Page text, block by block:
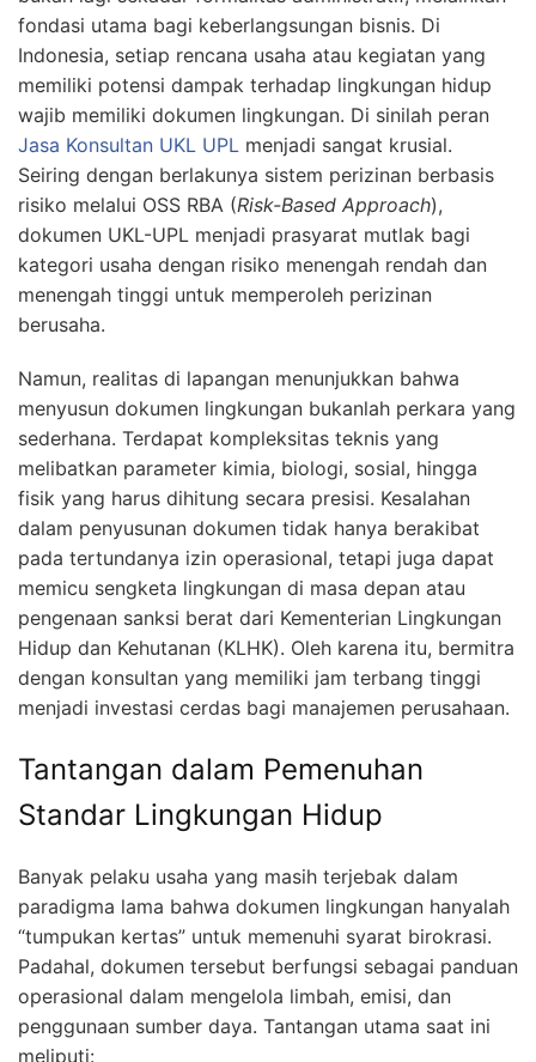
fondasi utama bagi keberlangsungan bisnis. Di
Indonesia, setiap rencana usaha atau kegiatan yang
memiliki potensi dampak terhadap lingkungan hidup
wajib memiliki dokumen lingkungan. Di sinilah peran
Jasa Konsultan UKL UPL menjadi sangat krusial.
Seiring dengan berlakunya sistem perizinan berbasis
risiko melalui OSS RBA (Risk-Based Approach),
dokumen UKL-UPL menjadi prasyarat mutlak bagi
kategori usaha dengan risiko menengah rendah dan
menengah tinggi untuk memperoleh perizinan
berusaha.
Namun, realitas di lapangan menunjukkan bahwa
menyusun dokumen lingkungan bukanlah perkara yang
sederhana. Terdapat kompleksitas teknis yang
melibatkan parameter kimia, biologi, sosial, hingga
fisik yang harus dihitung secara presisi. Kesalahan
dalam penyusunan dokumen tidak hanya berakibat
pada tertundanya izin operasional, tetapi juga dapat
memicu sengketa lingkungan di masa depan atau
pengenaan sanksi berat dari Kementerian Lingkungan
Hidup dan Kehutanan (KLHK). Oleh karena itu, bermitra
dengan konsultan yang memiliki jam terbang tinggi
menjadi investasi cerdas bagi manajemen perusahaan.
Tantangan dalam Pemenuhan
Standar Lingkungan Hidup
Banyak pelaku usaha yang masih terjebak dalam
paradigma lama bahwa dokumen lingkungan hanyalah
“tumpukan kertas” untuk memenuhi syarat birokrasi.
Padahal, dokumen tersebut berfungsi sebagai panduan
operasional dalam mengelola limbah, emisi, dan
penggunaan sumber daya. Tantangan utama saat ini
meliputi: